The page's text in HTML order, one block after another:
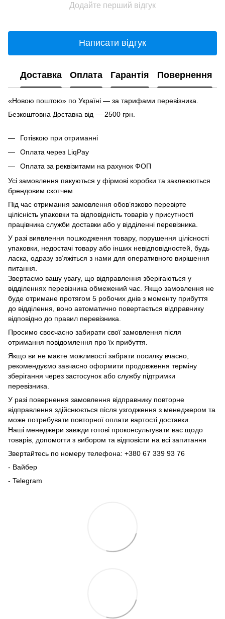
Додайте перший відгук
Написати відгук
Доставка Оплата Гарантія Повернення
«Новою поштою» по Україні — за тарифами перевізника.
Безкоштовна Доставка від — 2500 грн.
Готівкою при отриманні
Оплата через LiqPay
Оплата за реквізитами на рахунок ФОП
Усі замовлення пакуються у фірмові коробки та заклеюються
брендовим скотчем.
Під час отримання замовлення обов’язково перевірте
цілісність упаковки та відповідність товарів у присутності
працівника служби доставки або у відділенні перевізника.
У разі виявлення пошкодження товару, порушення цілісності
упаковки, недостачі товару або інших невідповідностей, будь
ласка, одразу зв’яжіться з нами для оперативного вирішення
питання.
Звертаємо вашу увагу, що відправлення зберігаються у
відділеннях перевізника обмежений час. Якщо замовлення не
буде отримане протягом 5 робочих днів з моменту прибуття
до відділення, воно автоматично повертається відправнику
відповідно до правил перевізника.
Просимо своєчасно забирати свої замовлення після
отримання повідомлення про їх прибуття.
Якщо ви не маєте можливості забрати посилку вчасно,
рекомендуємо завчасно оформити продовження терміну
зберігання через застосунок або службу підтримки
перевізника.
У разі повернення замовлення відправнику повторне
відправлення здійснюється після узгодження з менеджером та
може потребувати повторної оплати вартості доставки.
Наші менеджери завжди готові проконсультувати вас щодо
товарів, допомогти з вибором та відповісти на всі запитання
Звертайтесь по номеру телефона: +380 67 339 93 76
- Вайбер
- Telegram